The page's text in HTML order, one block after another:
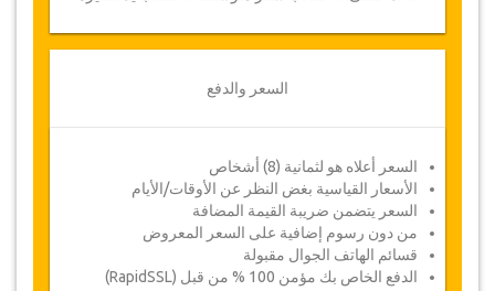
السعر والدفع
السعر أعلاه هو لثمانية (8) أشخاص
الأسعار القياسية بغض النظر عن الأوقات/الأيام
السعر يتضمن ضريبة القيمة المضافة
من دون رسوم إضافية على السعر المعروض
قسائم الهاتف الجوال مقبولة
الدفع الخاص بك مؤمن 100 % من قبل (RapidSSL)